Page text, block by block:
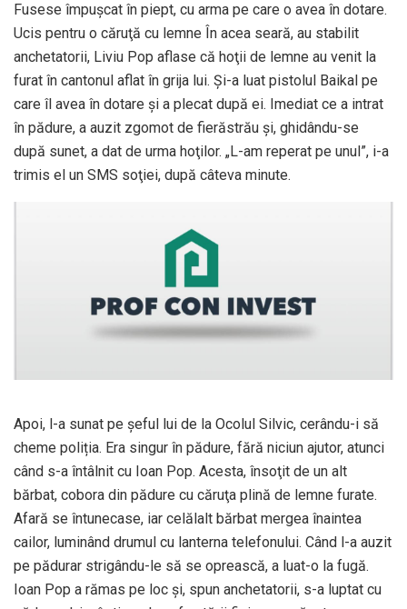
Fusese împuşcat în piept, cu arma pe care o avea în dotare.
Ucis pentru o căruţă cu lemne În acea seară, au stabilit
anchetatorii, Liviu Pop aflase că hoţii de lemne au venit la
furat în cantonul aflat în grija lui. Şi-a luat pistolul Baikal pe
care îl avea în dotare şi a plecat după ei. Imediat ce a intrat
în pădure, a auzit zgomot de fierăstrău şi, ghidându-se
după sunet, a dat de urma hoţilor. „L-am reperat pe unul”, i-a
trimis el un SMS soţiei, după câteva minute.
Apoi, l-a sunat pe șeful lui de la Ocolul Silvic, cerându-i să
cheme poliția. Era singur în pădure, fără niciun ajutor, atunci
când s-a întâlnit cu Ioan Pop. Acesta, însoţit de un alt
bărbat, cobora din pădure cu căruţa plină de lemne furate.
Afară se întunecase, iar celălalt bărbat mergea înaintea
cailor, luminând drumul cu lanterna telefonului. Când l-a auzit
pe pădurar strigându-le să se oprească, a luat-o la fugă.
Ioan Pop a rămas pe loc şi, spun anchetatorii, s-a luptat cu